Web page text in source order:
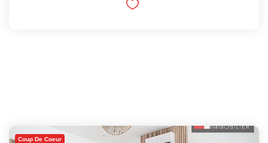
Coup De Coeur